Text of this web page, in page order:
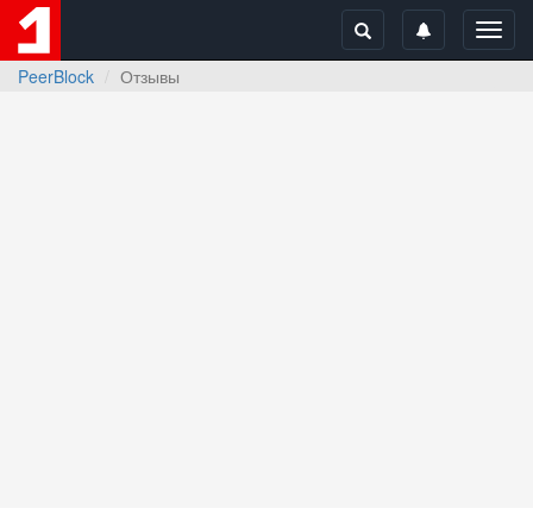
PeerBlock
Отзывы